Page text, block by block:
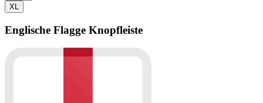
XL
Englische Flagge Knopfleiste